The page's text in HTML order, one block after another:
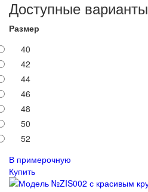
Доступные варианты
Размер
40
42
44
46
48
50
52
В примерочную
Купить